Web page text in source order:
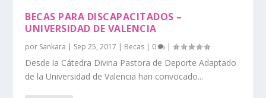
BECAS PARA DISCAPACITADOS –
UNIVERSIDAD DE VALENCIA
por Sankara | Sep 25, 2017 | Becas | 0 |
Desde la Cátedra Divina Pastora de Deporte Adaptado
de la Universidad de Valencia han convocado...